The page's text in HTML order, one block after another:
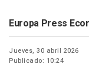
Europa Press
Jueves, 30 abril 2026
Publicado: 10:24